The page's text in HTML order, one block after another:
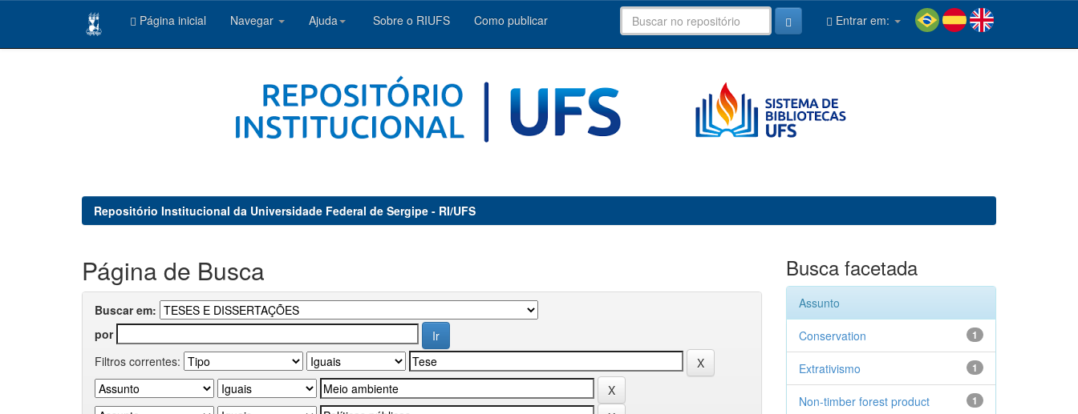
Página inicial Navegar Ajuda Sobre o RIUFS Como publicar Entrar em:
Repositório Institucional da Universidade Federal de Sergipe - RI/UFS
Página de Busca
Buscar em:
por
Filtros correntes:
Busca facetada
Assunto
1
Conservation
1
Extrativismo
1
Non-timber forest product